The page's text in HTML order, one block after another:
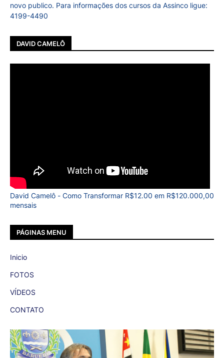
novo publico. Para informações dos cursos da Assinco ligue:
4199-4490
DAVID CAMELÔ
David Camelô - Como Transformar R$12.00 em R$120.000,00
mensais
PÁGINAS MENU
Inicio
FOTOS
VÍDEOS
CONTATO